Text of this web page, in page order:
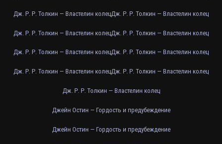
Дж. Р. Р. Толкин — Властелин колецДж. Р. Р. Толкин — Властелин колец
Дж. Р. Р. Толкин — Властелин колецДж. Р. Р. Толкин — Властелин колец
Дж. Р. Р. Толкин — Властелин колецДж. Р. Р. Толкин — Властелин колец
Дж. Р. Р. Толкин — Властелин колецДж. Р. Р. Толкин — Властелин колец
Дж. Р. Р. Толкин — Властелин колец
Джейн Остин — Гордость и предубеждение
Джейн Остин — Гордость и предубеждение